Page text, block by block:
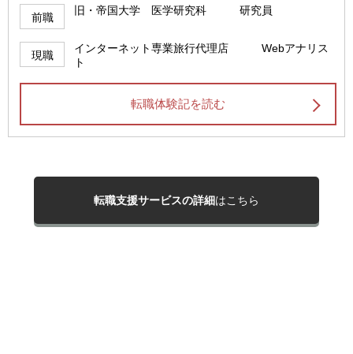
前職
旧・帝国大学 医学研究科 研究員
現職
インターネット専業旅行代理店 Webアナリス
ト
転職体験記を読む
転職支援サービスの詳細はこちら